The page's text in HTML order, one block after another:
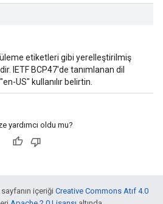
etiketleri gibi yerelleştirilmiş
IETF BCP47'de tanımlanan dil
US" kullanılır belirtin.
yardımcı oldu mu?
içeriği Creative Commons Atıf 4.0